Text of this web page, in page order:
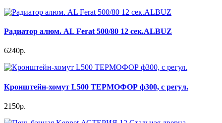
Радиатор алюм. AL Ferat 500/80 12 сек.ALBUZ
6240р.
Кронштейн-хомут L500 ТЕРМОФОР ф300, с регул.
2150р.